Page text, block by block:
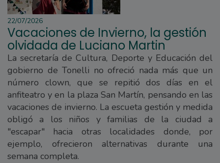
22/07/2026
Vacaciones de Invierno, la gestión
olvidada de Luciano Martin
La secretaría de Cultura, Deporte y Educación del
gobierno de Tonelli no ofreció nada más que un
número clown, que se repitió dos días en el
anfiteatro y en la plaza San Martín, pensando en las
vacaciones de invierno. La escueta gestión y medida
obligó a los niños y familias de la ciudad a
"escapar" hacia otras localidades donde, por
ejemplo, ofrecieron alternativas durante una
semana completa.